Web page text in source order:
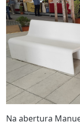
Na abertura